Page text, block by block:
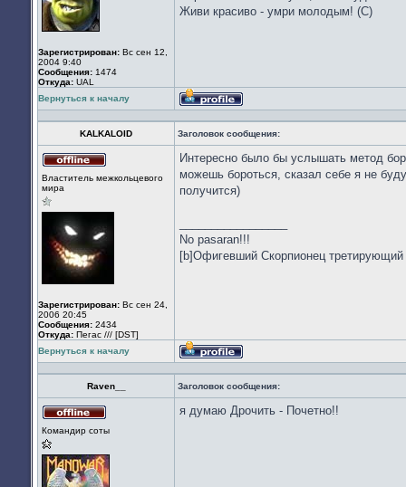
Зарегистрирован: Вс сен 12,
2004 9:40
Сообщения: 1474
Откуда: UAL
Живи красиво - умри молодым! (С)
Вернуться к началу
Профиль
KALKALOID Заголовок сообщения:
в
Властитель межкольцевого
мира
Зарегистрирован: Вс сен 24,
2006 20:45
Сообщения: 2434
Откуда: Пегас /// [DST]
Интересно было бы услышать метод
можешь бороться, сказал себе я не
получится)
No pasaran!!!
[b]Офигевший Скорпионец
Вернуться к началу
Профиль
Raven__ Заголовок сообщения:
в
Командир соты
я думаю Дрочить - Почетно!!